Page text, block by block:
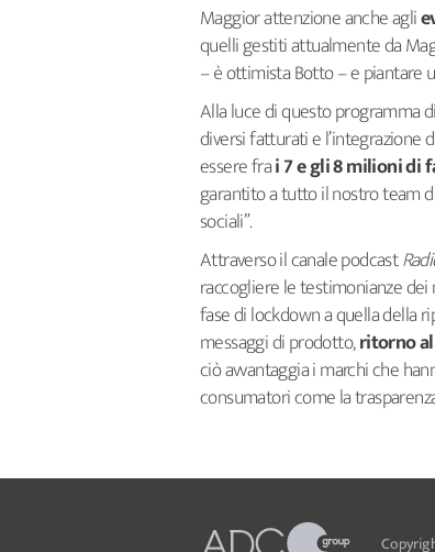
Maggior attenzione anche agli
quelli gestiti attualmente da
– è ottimista Botto – e piantare
Alla luce di questo programma
diversi fatturati e l’integrazione
essere frai 7 e gli 8 milioni di
garantito a tutto il nostro team
sociali”.
Attraverso il canale podcast
raccogliere le testimonianze
fase di lockdown a quella della
messaggi di prodotto,ritorno al
ciò avvantaggia i marchi che
consumatori come la